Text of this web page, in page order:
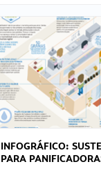
INFOGRÁFICO:
PARA